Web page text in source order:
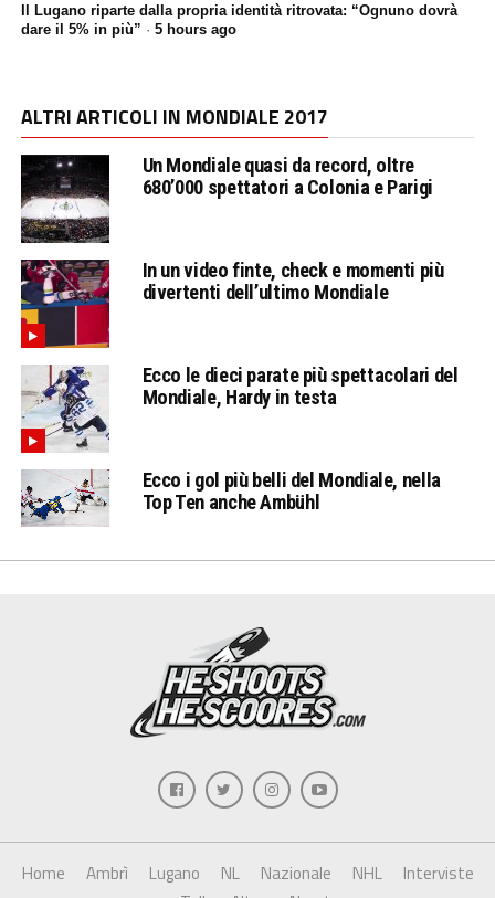
Il Lugano riparte dalla propria identità ritrovata: “Ognuno dovrà
dare il 5% in più” · 5 hours ago
ALTRI ARTICOLI IN MONDIALE 2017
Un Mondiale quasi da record, oltre
680’000 spettatori a Colonia e Parigi
In un video finte, check e momenti più
divertenti dell’ultimo Mondiale
Ecco le dieci parate più spettacolari del
Mondiale, Hardy in testa
Ecco i gol più belli del Mondiale, nella
Top Ten anche Ambühl
Home Ambrì Lugano NL Nazionale NHL
Interviste